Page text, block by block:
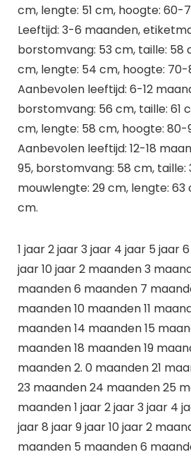
cm, lengte: 51 cm, hoogte: 60-
Leeftijd: 3-6 maanden,
borstomvang: 53 cm, taille: 58
cm, lengte: 54 cm, hoogte: 70-
Aanbevolen leeftijd: 6-12
borstomvang: 56 cm, taille: 61
cm, lengte: 58 cm, hoogte: 80-
Aanbevolen leeftijd: 12-18
95, borstomvang: 58 cm, taille:
mouwlengte: 29 cm, lengte: 63
cm.
1 jaar 2 jaar 3 jaar 4 jaar 5 jaar
jaar 10 jaar 2 maanden 3
maanden 6 maanden 7
maanden 10 maanden 11
maanden 14 maanden 15
maanden 18 maanden 19
maanden 2. 0 maanden 21
23 maanden 24 maanden 25
maanden 1 jaar 2 jaar 3 jaar 4
jaar 8 jaar 9 jaar 10 jaar 2
maanden 5 maanden 6